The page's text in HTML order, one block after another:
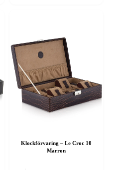
Klockförvaring – Le Croc 10
Marron